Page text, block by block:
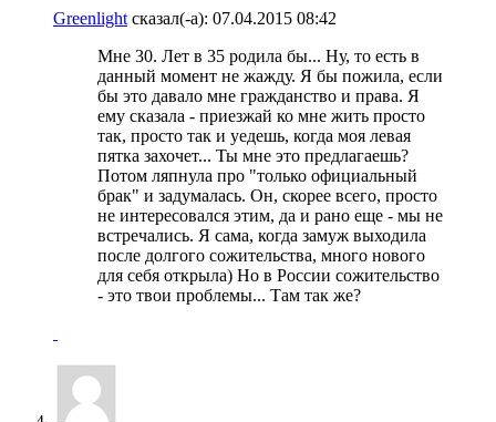
Greenlight сказал(-а): 07.04.2015 08:42
Мне 30. Лет в 35 родила бы... Ну, то есть в
данный момент не жажду. Я бы пожила, если
бы это давало мне гражданство и права. Я
ему сказала - приезжай ко мне жить просто
так, просто так и уедешь, когда моя левая
пятка захочет... Ты мне это предлагаешь?
Потом ляпнула про "только официальный
брак" и задумалась. Он, скорее всего, просто
не интересовался этим, да и рано еще - мы не
встречались. Я сама, когда замуж выходила
после долгого сожительства, много нового
для себя открыла) Но в России сожительство
- это твои проблемы... Там так же?